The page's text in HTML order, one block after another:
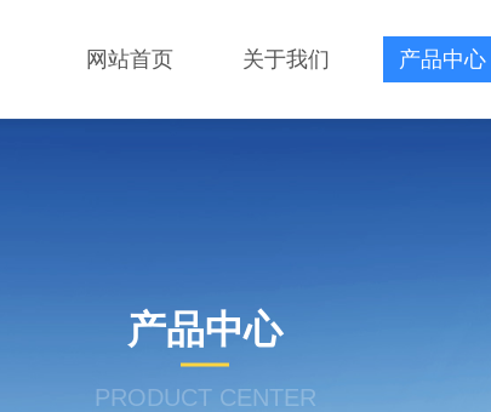
网站首页 关于我们 产品中心
产品中心
PRODUCT CENTER